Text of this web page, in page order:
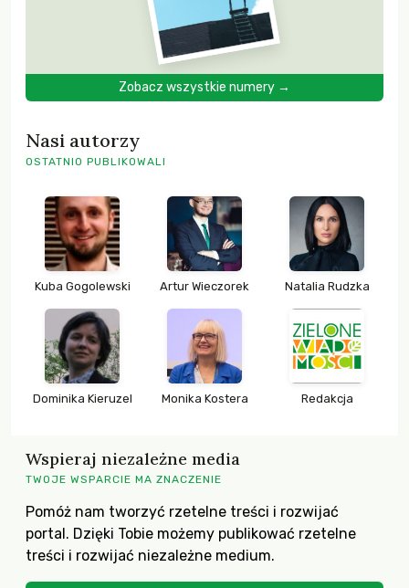
Zobacz wszystkie numery →
Nasi autorzy
OSTATNIO PUBLIKOWALI
Kuba Gogolewski Artur Wieczorek Natalia Rudzka
Dominika Kieruzel Monika Kostera Redakcja
Wspieraj niezależne media
TWOJE WSPARCIE MA ZNACZENIE
Pomóż nam tworzyć rzetelne treści i rozwijać
portal. Dzięki Tobie możemy publikować rzetelne
treści i rozwijać niezależne medium.